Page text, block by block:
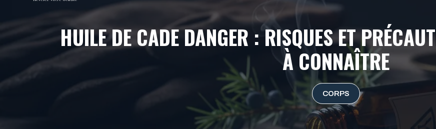
HUILE DE CADE DANGER : RISQUES ET
À CONNAÎTRE
CORPS